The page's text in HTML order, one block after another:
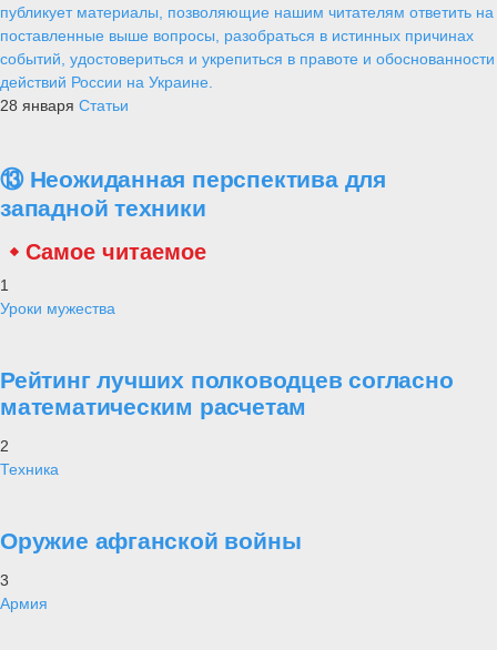
публикует материалы, позволяющие нашим читателям ответить на
поставленные выше вопросы, разобраться в истинных причинах
событий, удостовериться и укрепиться в правоте и обоснованности
действий России на Украине.
28 января Статьи
⑬ Неожиданная перспектива для
западной техники
Самое читаемое
1
Уроки мужества
Рейтинг лучших полководцев согласно
математическим расчетам
2
Техника
Оружие афганской войны
3
Армия